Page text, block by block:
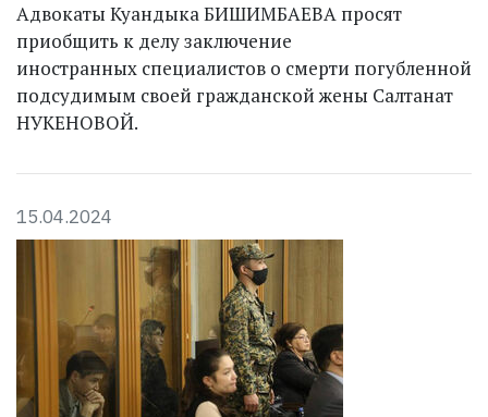
Адвокаты Куандыка БИШИМБАЕВА просят
приобщить к делу заключение
иностранных специалистов о смерти погубленной
подсудимым своей гражданской жены Салтанат
НУКЕНОВОЙ.
15.04.2024